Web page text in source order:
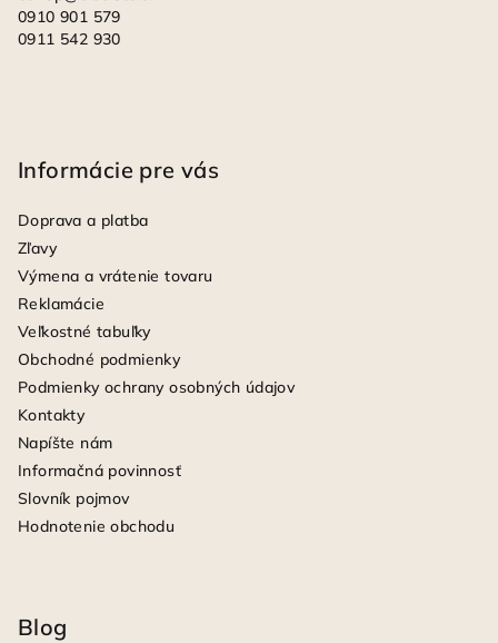
0910 901 579
0911 542 930
Informácie pre vás
Doprava a platba
Zľavy
Výmena a vrátenie tovaru
Reklamácie
Veľkostné tabuľky
Obchodné podmienky
Podmienky ochrany osobných údajov
Kontakty
Napíšte nám
Informačná povinnosť
Slovník pojmov
Hodnotenie obchodu
Blog